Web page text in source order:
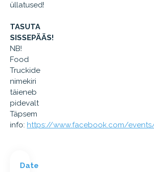
üllatused!
TASUTA
SISSEPÄÄS!
NB!
Food
Truckide
nimekiri
täieneb
pidevalt
Täpsem
info: https://www.facebook.com/
Date